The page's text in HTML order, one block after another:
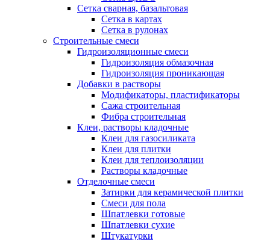
Сетка сварная, базальтовая
Сетка в картах
Сетка в рулонах
Строительные смеси
Гидроизоляционные смеси
Гидроизоляция обмазочная
Гидроизоляция проникающая
Добавки в растворы
Модификаторы, пластификаторы
Сажа строительная
Фибра строительная
Клеи, растворы кладочные
Клеи для газосиликата
Клеи для плитки
Клеи для теплоизоляции
Растворы кладочные
Отделочные смеси
Затирки для керамической плитки
Смеси для пола
Шпатлевки готовые
Шпатлевки сухие
Штукатурки